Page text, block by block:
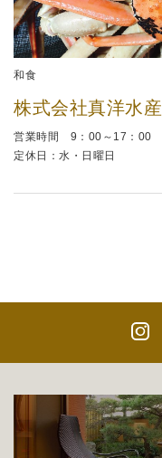
和食
株式会社真洋水産
営業時間 9：00～17：00
定休日：水・日曜日